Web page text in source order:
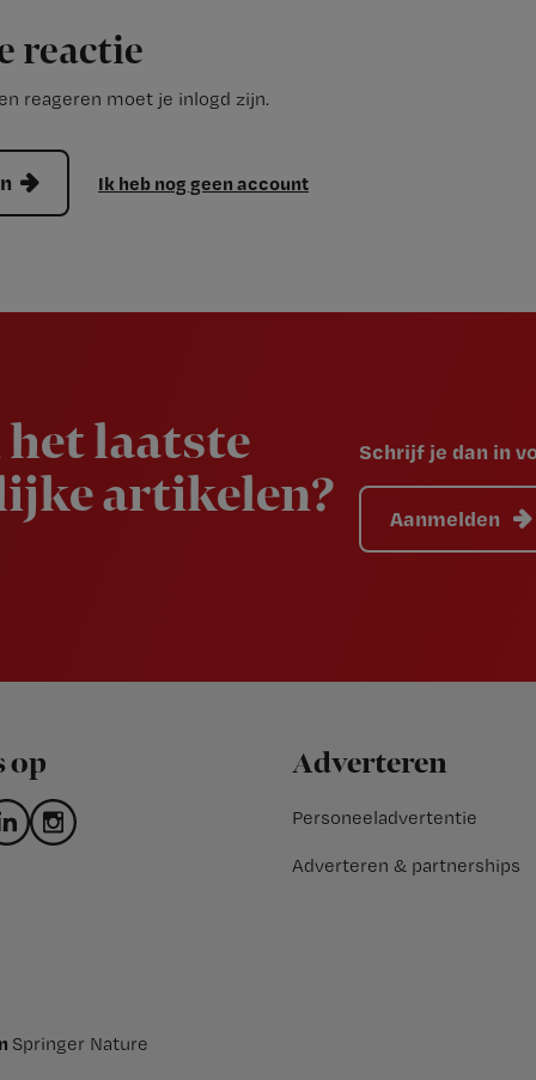
reactie
reageren moet je inlogd zijn.
Ik heb nog geen account
laatste
artikelen?
Schrijf je dan in
Aanmelden
op Adverteren
Personeeladvertentie
Adverteren & partnerships
Springer Nature